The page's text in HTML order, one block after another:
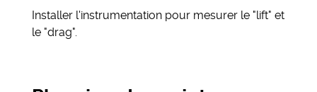
Installer l'instrumentation pour mesurer le "lift" et
le "drag".